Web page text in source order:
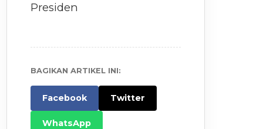
Presiden
BAGIKAN ARTIKEL INI:
Facebook Twitter
WhatsApp